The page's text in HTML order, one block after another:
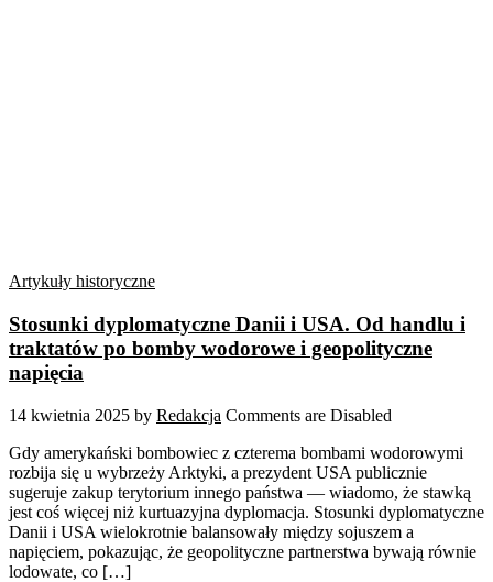
Artykuły historyczne
Stosunki dyplomatyczne Danii i USA. Od handlu i
traktatów po bomby wodorowe i geopolityczne
napięcia
14 kwietnia 2025 by Redakcja Comments are Disabled
Gdy amerykański bombowiec z czterema bombami wodorowymi
rozbija się u wybrzeży Arktyki, a prezydent USA publicznie
sugeruje zakup terytorium innego państwa — wiadomo, że stawką
jest coś więcej niż kurtuazyjna dyplomacja. Stosunki dyplomatyczne
Danii i USA wielokrotnie balansowały między sojuszem a
napięciem, pokazując, że geopolityczne partnerstwa bywają równie
lodowate, co […]